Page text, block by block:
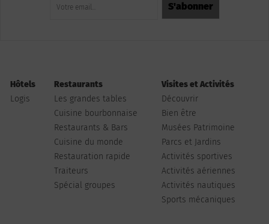
Hôtels
Logis
Restaurants
Les grandes tables
Cuisine bourbonnaise
Restaurants & Bars
Cuisine du monde
Restauration rapide
Traiteurs
Spécial groupes
Visites et Activités
Découvrir
Bien être
Musées Patrimoine
Parcs et Jardins
Activités sportives
Activités aériennes
Activités nautiques
Sports mécaniques